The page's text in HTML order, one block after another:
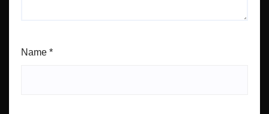
Name *